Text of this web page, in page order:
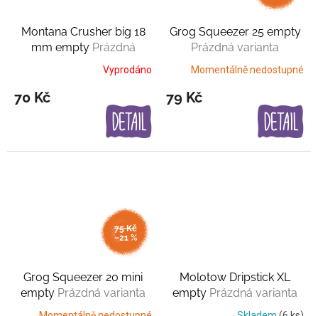
Montana Crusher big 18
mm empty Prázdná
variantaVyprodáno
70 Kč
Grog Squeezer 25 empty
Prázdná varianta
Momentálně nedostupné
79 Kč
75 Kč
–21 %
Grog Squeezer 20 mini
empty Prázdná varianta
Molotow Dripstick XL
empty Prázdná varianta